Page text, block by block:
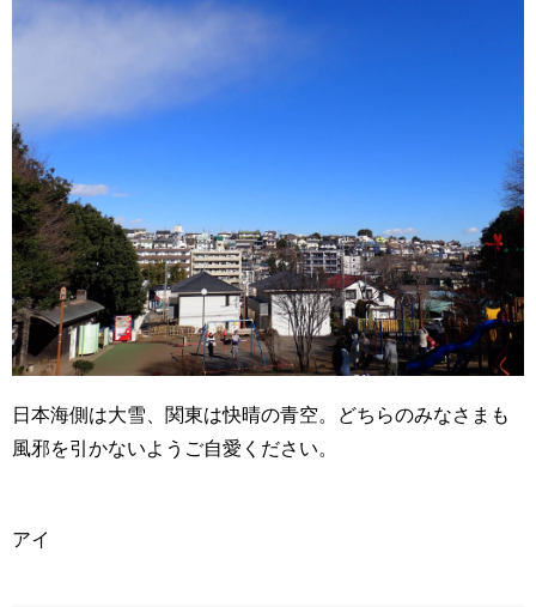
日本海側は大雪、関東は快晴の青空。どちらのみなさまも
風邪を引かないようご自愛ください。
アイ